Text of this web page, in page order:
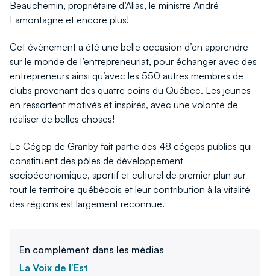
Beauchemin, propriétaire d’Alias, le ministre André
Lamontagne et encore plus!
Cet évènement a été une belle occasion d’en apprendre
sur le monde de l’entrepreneuriat, pour échanger avec des
entrepreneurs ainsi qu’avec les 550 autres membres de
clubs provenant des quatre coins du Québec. Les jeunes
en ressortent motivés et inspirés, avec une volonté de
réaliser de belles choses!
Le Cégep de Granby fait partie des 48 cégeps publics qui
constituent des pôles de développement
socioéconomique, sportif et culturel de premier plan sur
tout le territoire québécois et leur contribution à la vitalité
des régions est largement reconnue.
En complément dans les médias
La Voix de l’Est